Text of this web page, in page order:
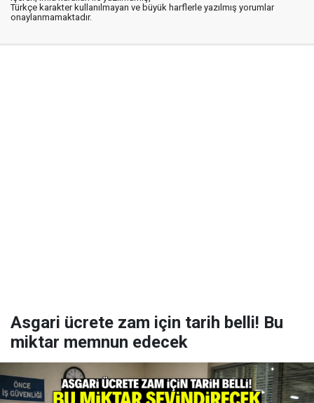
Türkçe karakter kullanılmayan ve büyük harflerle yazılmış yorumlar
onaylanmamaktadır.
Asgari ücrete zam için tarih belli! Bu
miktar memnun edecek